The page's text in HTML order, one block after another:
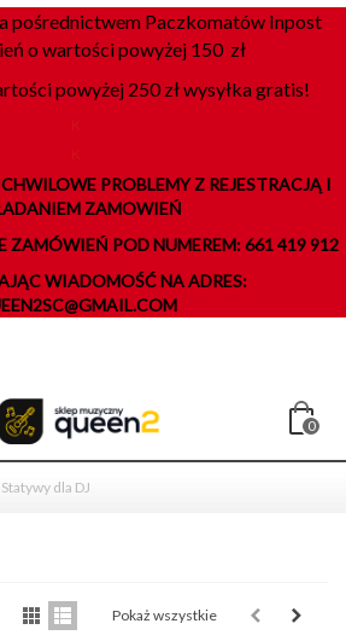
pośrednictwem Paczkomatów Inpost
o wartości powyżej 150 zł
powyżej 250 zł wysyłka gratis!
PROBLEMY Z REJESTRACJĄ I
ZAMOWIEŃ
ZAMÓWIEŃ POD NUMEREM: 661 419 912
WIADOMOŚĆ NA ADRES:
0
Statywy dla DJ
Pokaż wszystkie